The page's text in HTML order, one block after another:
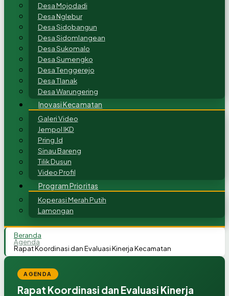
Desa Mojodadi
Desa Nglebur
Desa Sidobangun
Desa Sidomlangean
Desa Sukomalo
Desa Sumengko
Desa Tenggerejo
Desa Tlanak
Desa Warungering
Inovasi Kecamatan
Galeri Video
Jempol IKD
Pring.Id
Sinau Bareng
Tilik Dusun
Video Profil
Program Prioritas
Koperasi Merah Putih
Lamongan
Beranda
Agenda
Rapat Koordinasi dan Evaluasi Kinerja Kecamatan
AGENDA
Rapat Koordinasi dan Evaluasi Kinerja